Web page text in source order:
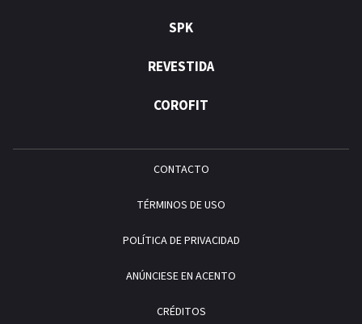
SPK
REVESTIDA
COROFIT
CONTACTO
TÉRMINOS DE USO
POLÍTICA DE PRIVACIDAD
ANÚNCIESE EN ACENTO
CRÉDITOS